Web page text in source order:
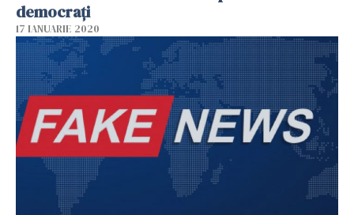
democrați
17 IANUARIE 2020